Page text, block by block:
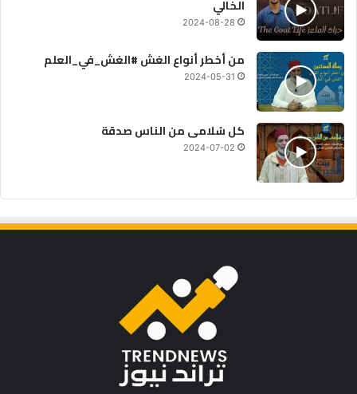
الخالي
2024-08-28
من أخطر أنواع الغش #الغش_في_العلم
2024-05-31
كل سُلامى من الناس صدقة
2024-07-02